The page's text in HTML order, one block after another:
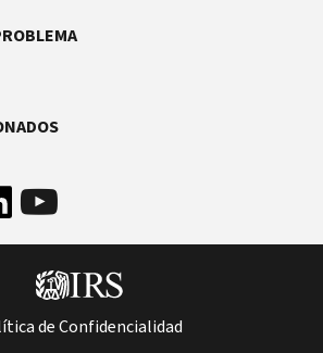
de Confidencialidad